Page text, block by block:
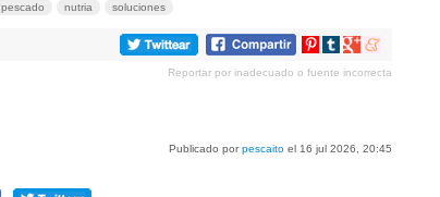
pescado nutria soluciones
Compartir
Pinterest
Compartir
tumblr
Compartir
Google+
Compartir
meneame
Reportar por inadecuado o fuente incorrecta
Publicado porpescaito el 16 jul 2026, 20:45